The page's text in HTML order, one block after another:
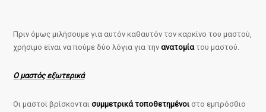
Πριν όμως μιλήσουμε για αυτόν καθαυτόν τον καρκίνο του μαστού,
χρήσιμο είναι να πούμε δύο λόγια για τηνανατομίατου μαστού.
Ο μαστός εξωτερικά
Οι μαστοί βρίσκονταισυμμετρικά τοποθετημένοι στο εμπρόσθιο